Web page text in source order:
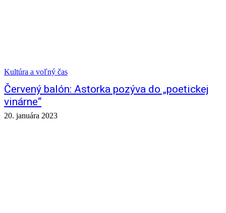
Kultúra a voľný čas
Červený balón: Astorka pozýva do „poetickej
vinárne“
20. januára 2023